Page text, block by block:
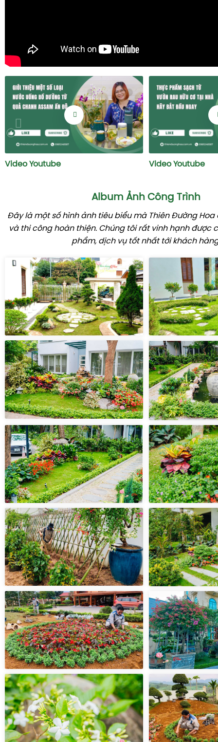
Video Youtube Video Youtube
Album Ảnh Công Trình
Đây là một số hình ảnh tiêu biểu mà Thiên Đường Hoa
và thi công hoàn thiện. Chúng tôi rất vinh hạnh được
phẩm, dịch vụ tốt nhất tới khách